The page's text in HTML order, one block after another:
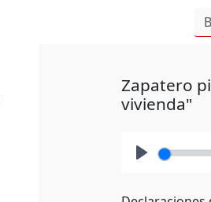
Zapatero
vivienda"